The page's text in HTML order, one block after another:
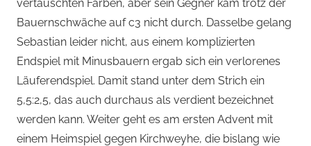
vertauschten Farben, aber sein Gegner kam trotz der
Bauernschwäche auf c3 nicht durch. Dasselbe gelang
Sebastian leider nicht, aus einem komplizierten
Endspiel mit Minusbauern ergab sich ein verlorenes
Läuferendspiel. Damit stand unter dem Strich ein
5,5:2,5, das auch durchaus als verdient bezeichnet
werden kann. Weiter geht es am ersten Advent mit
einem Heimspiel gegen Kirchweyhe, die bislang wie